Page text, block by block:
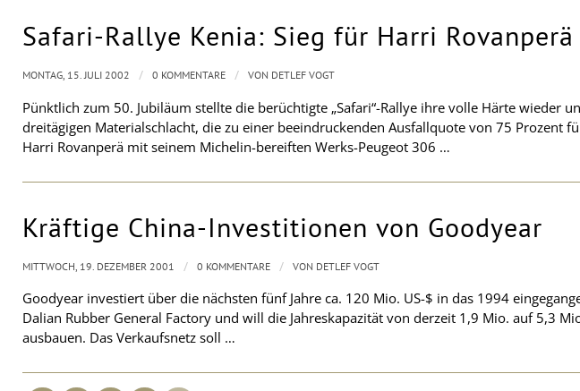
Safari-Rallye Kenia: Sieg für Harri Rovanperä
Pünktlich zum 50. Jubiläum stellte die berüchtigte „Safari“-Rallye ihre volle Härte wieder
dreitägigen Materialschlacht, die zu einer beeindruckenden Ausfallquote von 75 Prozent
Harri Rovanperä mit seinem Michelin-bereiften Werks-Peugeot 306 …
MONTAG, 15. JULI 2002 / 0 KOMMENTARE / VON DETLEF VOGT
Kräftige China-Investitionen von Goodyear
Goodyear investiert über die nächsten fünf Jahre ca. 120 Mio. US-$ in das 1994
Dalian Rubber General Factory und will die Jahreskapazität von derzeit 1,9 Mio. auf 5,3
ausbauen. Das Verkaufsnetz soll …
MITTWOCH, 19. DEZEMBER 2001 / 0 KOMMENTARE / VON DETLEF VOGT